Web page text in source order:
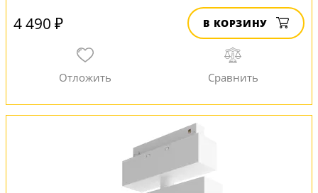
4 490 ₽ В КОРЗИНУ